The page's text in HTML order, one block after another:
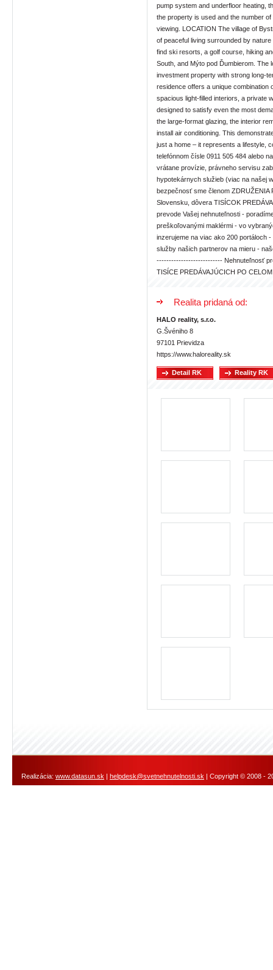
Realita pridaná od:
HALO reality, s.r.o.
G.Švéniho 8
97101 Prievidza
https://www.haloreality.sk
Detail RK Reality RK
Realizácia: www.datasun.sk | helpdesk@svetnehnutelnosti.sk | Copyright © 2008 -